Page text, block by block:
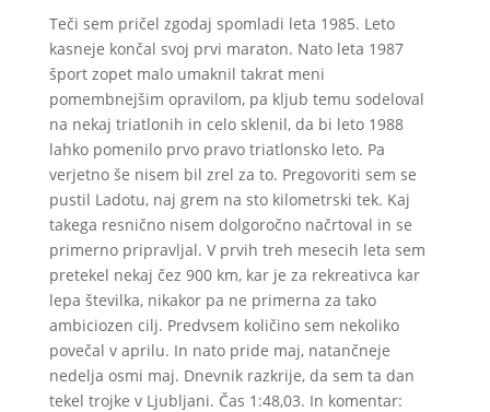
Teči sem pričel zgodaj spomladi leta 1985. Leto
kasneje končal svoj prvi maraton. Nato leta 1987
šport zopet malo umaknil takrat meni
pomembnejšim opravilom, pa kljub temu sodeloval
na nekaj triatlonih in celo sklenil, da bi leto 1988
lahko pomenilo prvo pravo triatlonsko leto. Pa
verjetno še nisem bil zrel za to. Pregovoriti sem se
pustil Ladotu, naj grem na sto kilometrski tek. Kaj
takega resnično nisem dolgoročno načrtoval in se
primerno pripravljal. V prvih treh mesecih leta sem
pretekel nekaj čez 900 km, kar je za rekreativca kar
lepa številka, nikakor pa ne primerna za tako
ambiciozen cilj. Predvsem količino sem nekoliko
povečal v aprilu. In nato pride maj, natančneje
nedelja osmi maj. Dnevnik razkrije, da sem ta dan
tekel trojke v Ljubljani. Čas 1:48,03. In komentar: